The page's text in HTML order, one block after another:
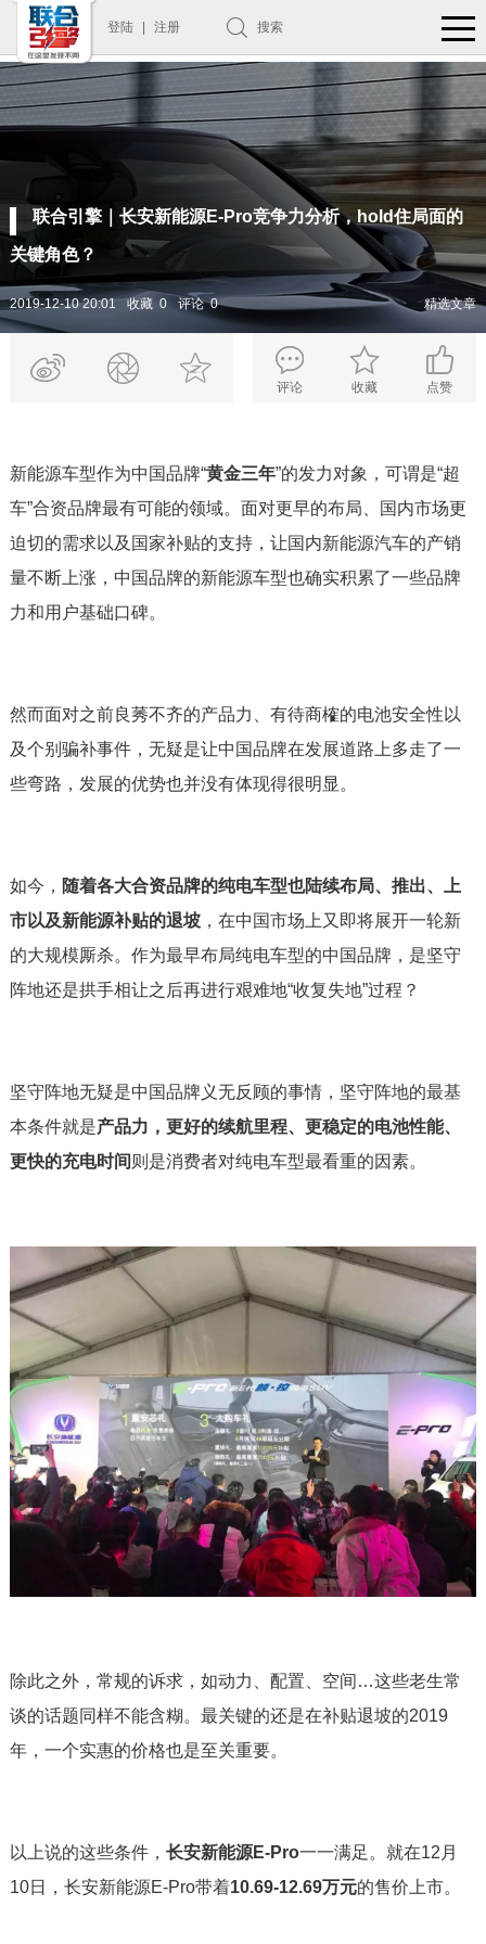
登陆 注册 搜索
联合引擎｜长安新能源E-Pro竞争力分析，hold住局面的
关键角色？
2019-12-10 20:01 收藏 0 评论 0 精选文章
评论 收藏 点赞
新能源车型作为中国品牌“黄金三年”的发力对象，可谓是“超
车”合资品牌最有可能的领域。面对更早的布局、国内市场更
迫切的需求以及国家补贴的支持，让国内新能源汽车的产销
量不断上涨，中国品牌的新能源车型也确实积累了一些品牌
力和用户基础口碑。
然而面对之前良莠不齐的产品力、有待商榷的电池安全性以
及个别骗补事件，无疑是让中国品牌在发展道路上多走了一
些弯路，发展的优势也并没有体现得很明显。
如今， 随着各大合资品牌的纯电车型也陆续布局、推出、上
市以及新能源补贴的退坡，在中国市场上又即将展开一轮新
的大规模厮杀。作为最早布局纯电车型的中国品牌，是坚守
阵地还是拱手相让之后再进行艰难地“收复失地”过程？
坚守阵地无疑是中国品牌义无反顾的事情，坚守阵地的最基
本条件就是产品力，更好的续航里程、更稳定的电池性能、
更快的充电时间 则是消费者对纯电车型最看重的因素。
除此之外，常规的诉求，如动力、配置、空间…这些老生常
谈的话题同样不能含糊。最关键的还是在补贴退坡的2019
年，一个实惠的价格也是至关重要。
以上说的这些条件， 长安新能源E-Pro一一满足。就在12月
10日，长安新能源E-Pro带着10.69-12.69万元的售价上市。